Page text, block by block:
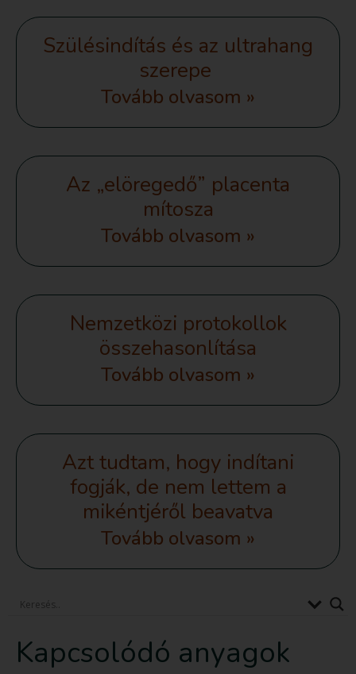
Szülésindítás és az ultrahang
szerepe
Tovább olvasom »
Az „elöregedő” placenta
mítosza
Tovább olvasom »
Nemzetközi protokollok
összehasonlítása
Tovább olvasom »
Azt tudtam, hogy indítani
fogják, de nem lettem a
mikéntjéről beavatva
Tovább olvasom »
Kapcsolódó anyagok